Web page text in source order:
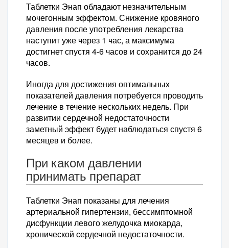
Таблетки Энап обладают незначительным
мочегонным эффектом. Снижение кровяного
давления после употребления лекарства
наступит уже через 1 час, а максимума
достигнет спустя 4-6 часов и сохранится до 24
часов.
Иногда для достижения оптимальных
показателей давления потребуется проводить
лечение в течение нескольких недель. При
развитии сердечной недостаточности
заметный эффект будет наблюдаться спустя 6
месяцев и более.
При каком давлении
принимать препарат
Таблетки Энап показаны для лечения
артериальной гипертензии, бессимптомной
дисфункции левого желудочка миокарда,
хронической сердечной недостаточности.